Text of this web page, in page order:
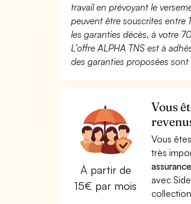
travail en prévoyant le
peuvent être souscrites entre
les garanties décès, à votre
L’offre ALPHA TNS est à
des garanties proposées
À partir de
15€ par mois
Vous
Vous
très
avec